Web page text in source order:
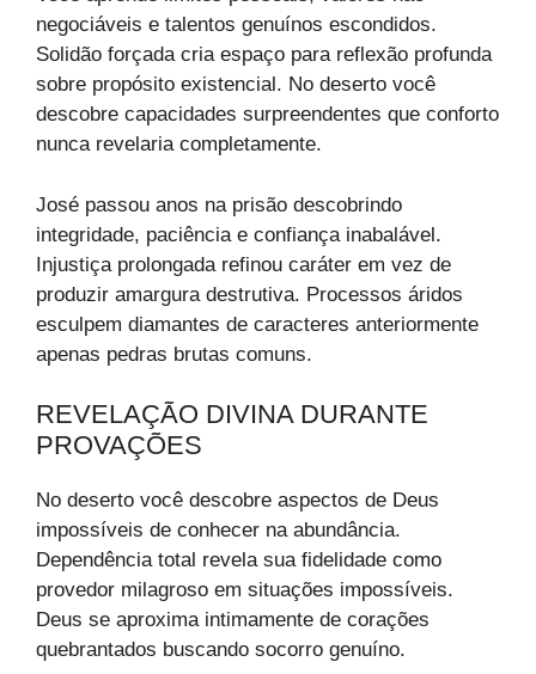
negociáveis e talentos genuínos escondidos.
Solidão forçada cria espaço para reflexão profunda
sobre propósito existencial. No deserto você
descobre capacidades surpreendentes que conforto
nunca revelaria completamente.
José passou anos na prisão descobrindo
integridade, paciência e confiança inabalável.
Injustiça prolongada refinou caráter em vez de
produzir amargura destrutiva. Processos áridos
esculpem diamantes de caracteres anteriormente
apenas pedras brutas comuns.
REVELAÇÃO DIVINA DURANTE
PROVAÇÕES
No deserto você descobre aspectos de Deus
impossíveis de conhecer na abundância.
Dependência total revela sua fidelidade como
provedor milagroso em situações impossíveis.
Deus se aproxima intimamente de corações
quebrantados buscando socorro genuíno.